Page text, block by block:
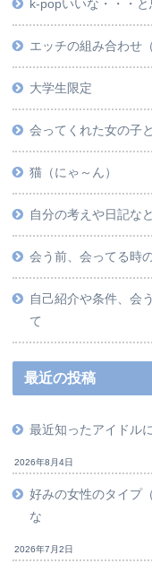
k-popいいな・・・
エッチの組み合わせ
大学生限定
会ってくれた女の子
猫（にゃ～ん）
自分の考えや日記な
会う前、会ってる時
自己紹介や条件、会
て
最近の投稿
最近知ったアイドル
2026年8月4日
好みの女性のタイプ
な
2026年7月2日